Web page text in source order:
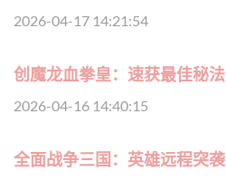
2026-04-17 14:21:54
创魔龙血拳皇：速获最佳秘法
2026-04-16 14:40:15
全面战争三国：英雄远程突袭